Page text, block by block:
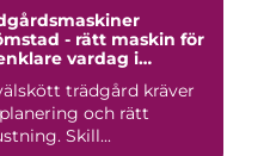
- rätt maskin för
vardag i
trädgård kräver
och rätt
Skill...